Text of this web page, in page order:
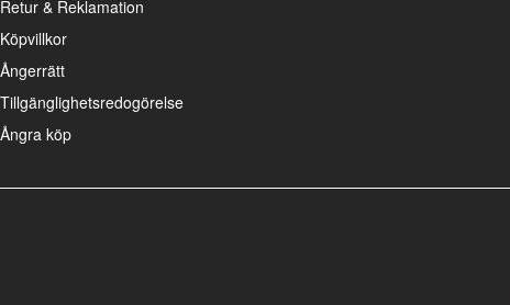
Retur & Reklamation
Köpvillkor
Ångerrätt
Tillgänglighetsredogörelse
Ångra köp